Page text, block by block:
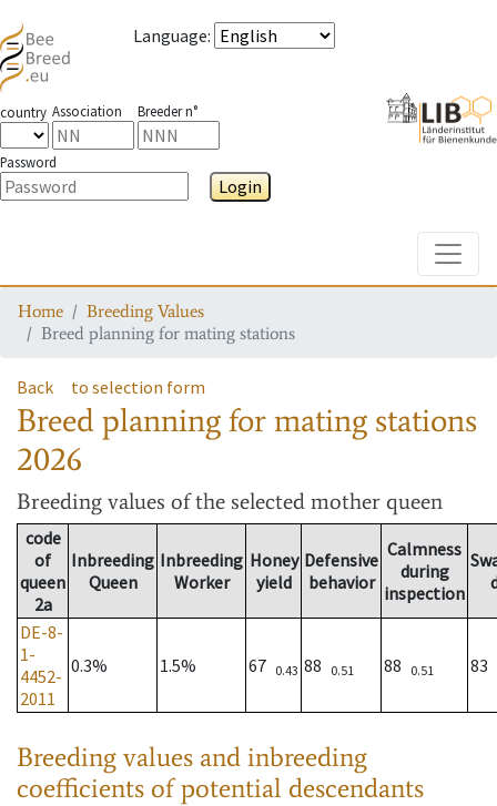
Language:
country Association Breeder n°
Password
Login
Home
Breeding Values
Breed planning for mating stations
Back to selection form
Breed planning for mating stations
2026
Breeding values of the selected mother queen
code
of
queen
2a
Inbreeding
Queen
Inbreeding
Worker
Honey
yield
Defensive
behavior
Calmness
during
inspection
DE-8-
1-
4452-
2011
0.3% 1.5% 67 0.43 88 0.51 88 0.51 83
Breeding values and inbreeding
coefficients of potential descendants